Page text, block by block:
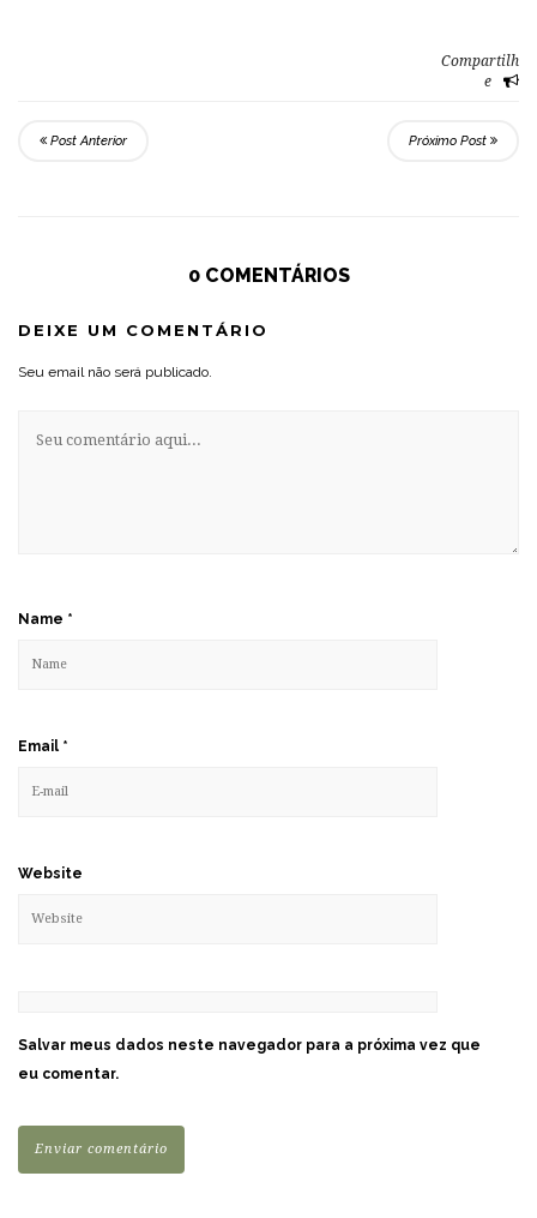
Compartilh
e
Post Anterior Próximo Post
0 COMENTÁRIOS
DEIXE UM COMENTÁRIO
Seu email não será publicado.
Name *
Email *
Website
Salvar meus dados neste navegador para a próxima vez que
eu comentar.